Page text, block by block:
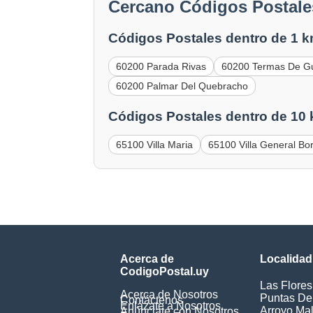
Cercano Códigos
Códigos Postales dentro de 1
60200 Parada Rivas
60200 Termas De
60200 Palmar Del Quebracho
Códigos Postales dentro de 10
65100 Villa Maria 65100 Villa General
Acerca de
CodigoPostal.uy
Acerca de Nosotros
Contáctenos
Enlázate a Nosotros
Las Flores
Puntas
Arroyo